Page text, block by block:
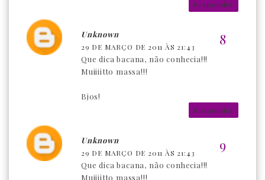
Responder
Unknown
29 DE MARÇO DE 2011 ÀS 21:43
Que dica bacana, não conhecia!!!
Muiiiitto massa!!!
Bjos!
Responder
Unknown
29 DE MARÇO DE 2011 ÀS 21:43
Que dica bacana, não conhecia!!!
Muiiiitto massa!!!